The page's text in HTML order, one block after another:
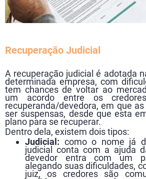
Recuperação Judicial
A recuperação judicial é adotada
determinada empresa, com
tem chances de voltar ao
um acordo entre os
recuperanda/devedora, em que
ser suspensas, desde que esta
plano para se recuperar.
Dentro dela, existem dois tipos:
Judicial: como o nome já
judicial conta com a ajuda
devedor entra com um
alegando suas dificuldades,
juiz, os credores são